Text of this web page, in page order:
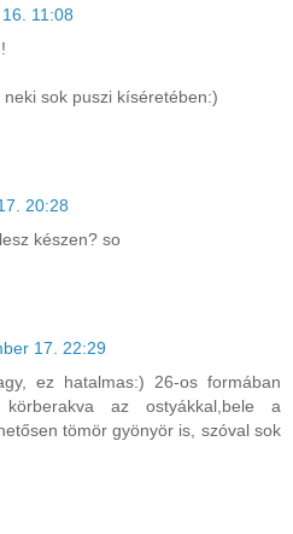
11:08
sok puszi kíséretében:)
20:28
készen? so
17. 22:29
ez hatalmas:) 26-os formában
az ostyákkal,bele a
tömör gyönyör is, szóval sok